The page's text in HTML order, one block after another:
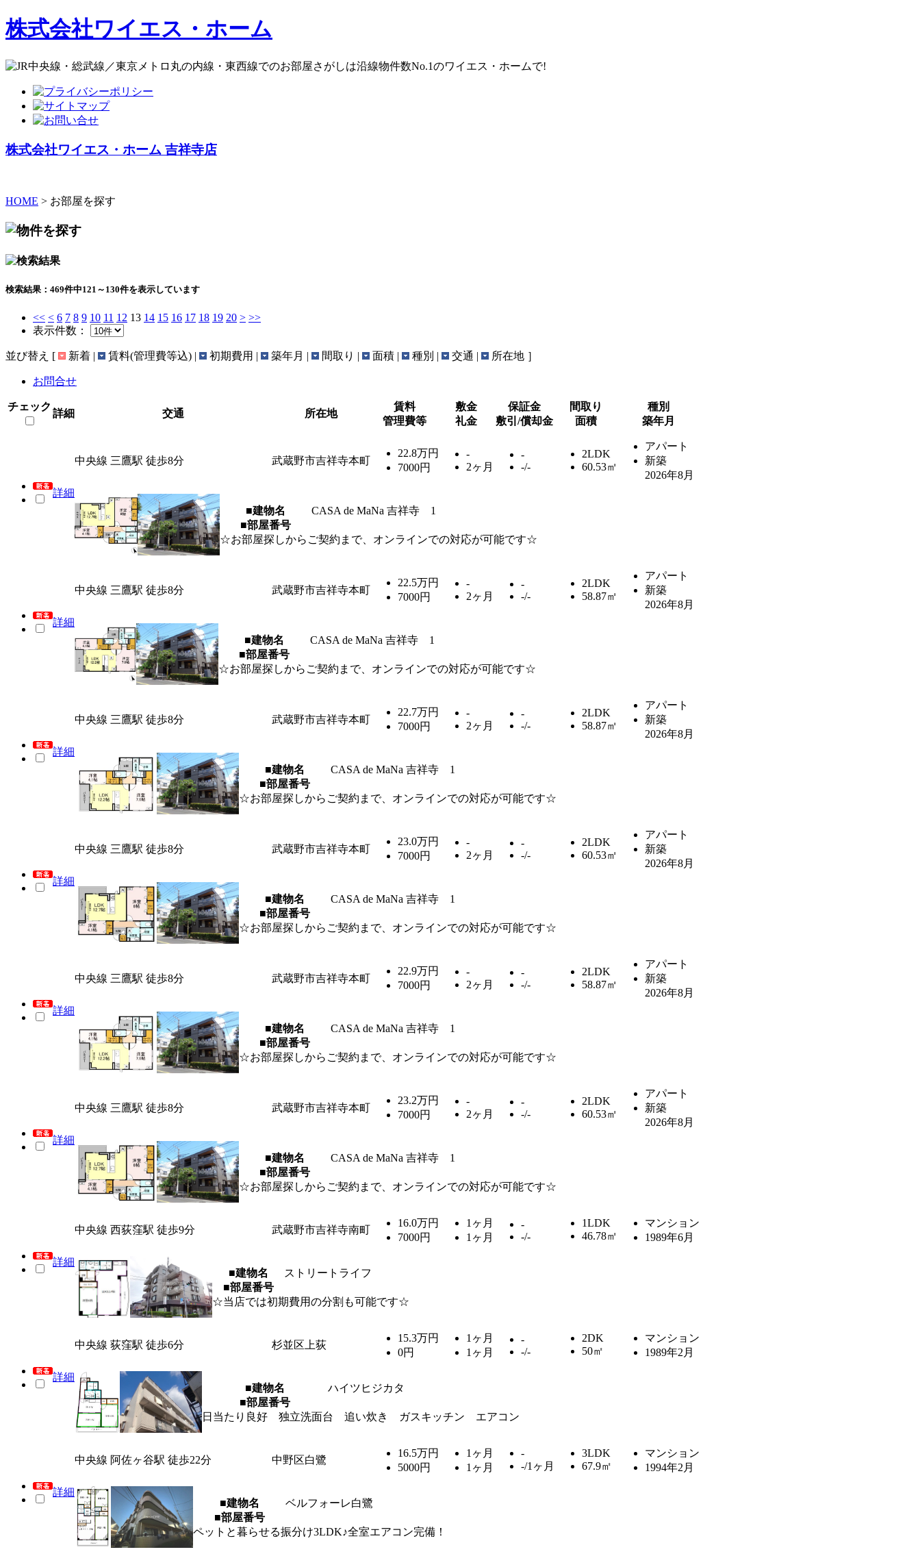
株式会社ワイエス・ホーム
株式会社ワイエス・ホーム 吉祥寺店
HOME > お部屋を探す
検索結果：469件中121～130件を表示しています
<< < 6 7 8 9 10 11 12 13 14 15 16 17 18 19 20 > >>
表示件数：
並び替え [ 新着 | 賃料(管理費等込) | 初期費用 | 築年月 | 間取り | 面積 | 種別 | 交通 | 所在地 ］
お問合せ
チェック
詳細 交通 所在地
賃料
管理費等
敷金
礼金
保証金
敷引/償却金
間取り
面積
種別
築年月
詳細
中央線 三鷹駅 徒歩8分 武蔵野市吉祥寺本町
22.8万円
7000円
-
2ヶ月
-
-/-
2LDK
60.53㎡
アパート
新築
2026年8月
■建物名
CASA de MaNa 吉祥寺 1
■部屋番号
☆お部屋探しからご契約まで、オンラインでの対応が可能です☆
詳細
中央線 三鷹駅 徒歩8分 武蔵野市吉祥寺本町
22.5万円
7000円
-
2ヶ月
-
-/-
2LDK
58.87㎡
アパート
新築
2026年8月
■建物名
CASA de MaNa 吉祥寺 1
■部屋番号
☆お部屋探しからご契約まで、オンラインでの対応が可能です☆
詳細
中央線 三鷹駅 徒歩8分 武蔵野市吉祥寺本町
22.7万円
7000円
-
2ヶ月
-
-/-
2LDK
58.87㎡
アパート
新築
2026年8月
■建物名
CASA de MaNa 吉祥寺 1
■部屋番号
☆お部屋探しからご契約まで、オンラインでの対応が可能です☆
詳細
中央線 三鷹駅 徒歩8分 武蔵野市吉祥寺本町
23.0万円
7000円
-
2ヶ月
-
-/-
2LDK
60.53㎡
アパート
新築
2026年8月
■建物名
CASA de MaNa 吉祥寺 1
■部屋番号
☆お部屋探しからご契約まで、オンラインでの対応が可能です☆
詳細
中央線 三鷹駅 徒歩8分 武蔵野市吉祥寺本町
22.9万円
7000円
-
2ヶ月
-
-/-
2LDK
58.87㎡
アパート
新築
2026年8月
■建物名
CASA de MaNa 吉祥寺 1
■部屋番号
☆お部屋探しからご契約まで、オンラインでの対応が可能です☆
詳細
中央線 三鷹駅 徒歩8分 武蔵野市吉祥寺本町
23.2万円
7000円
-
2ヶ月
-
-/-
2LDK
60.53㎡
アパート
新築
2026年8月
■建物名
CASA de MaNa 吉祥寺 1
■部屋番号
☆お部屋探しからご契約まで、オンラインでの対応が可能です☆
詳細
中央線 西荻窪駅 徒歩9分 武蔵野市吉祥寺南町
16.0万円
7000円
1ヶ月
1ヶ月
-
-/-
1LDK
46.78㎡
マンション
1989年6月
■建物名
ストリートライフ
■部屋番号
☆当店では初期費用の分割も可能です☆
詳細
中央線 荻窪駅 徒歩6分 杉並区上荻
15.3万円
0円
1ヶ月
1ヶ月
-
-/-
2DK
50㎡
マンション
1989年2月
■建物名
ハイツヒジカタ
■部屋番号
日当たり良好 独立洗面台 追い炊き ガスキッチン エアコン
詳細
中央線 阿佐ヶ谷駅 徒歩22分 中野区白鷺
16.5万円
5000円
1ヶ月
1ヶ月
-
-/1ヶ月
3LDK
67.9㎡
マンション
1994年2月
■建物名
ベルフォーレ白鷺
■部屋番号
ペットと暮らせる振分け3LDK♪全室エアコン完備！